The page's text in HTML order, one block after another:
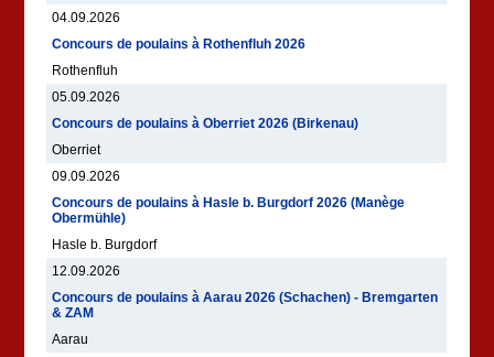
04.09.2026
Concours de poulains à Rothenfluh 2026
Rothenfluh
05.09.2026
Concours de poulains à Oberriet 2026 (Birkenau)
Oberriet
09.09.2026
Concours de poulains à Hasle b. Burgdorf 2026 (Manège
Obermühle)
Hasle b. Burgdorf
12.09.2026
Concours de poulains à Aarau 2026 (Schachen) - Bremgarten
& ZAM
Aarau